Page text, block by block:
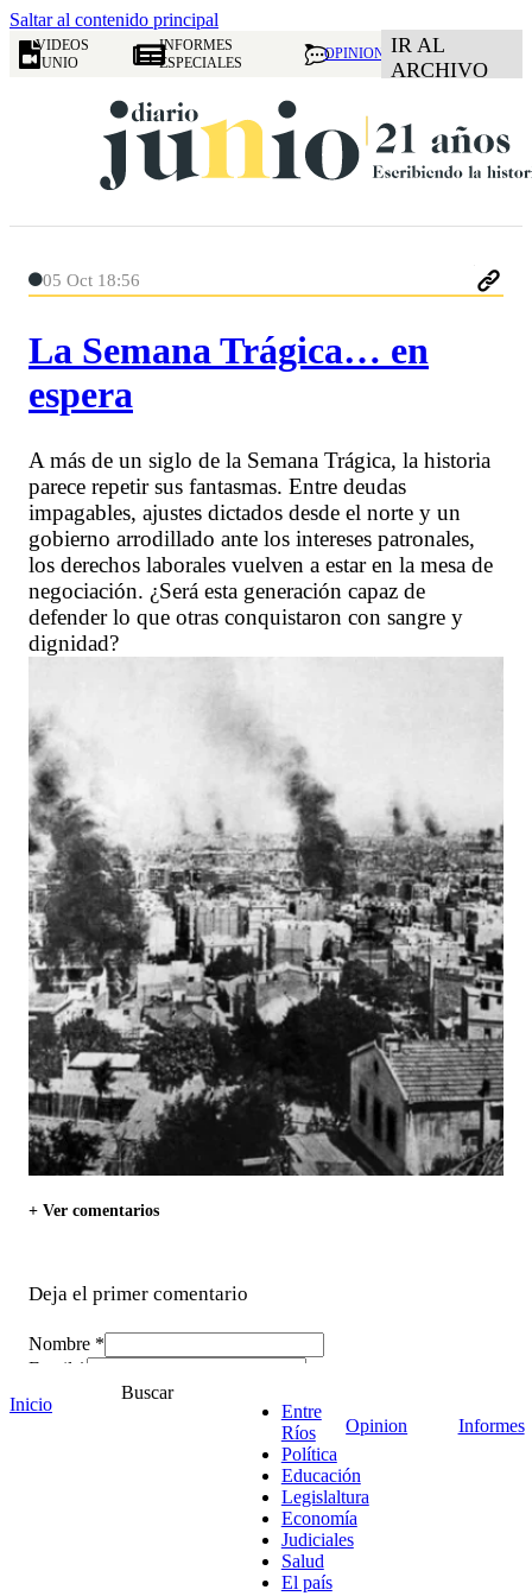
Saltar al contenido principal
VIDEOS
JUNIO
INFORMES
ESPECIALES
OPINION IR AL
ARCHIVO
05 Oct 18:56
La Semana Trágica… en
espera
A más de un siglo de la Semana Trágica, la historia
parece repetir sus fantasmas. Entre deudas
impagables, ajustes dictados desde el norte y un
gobierno arrodillado ante los intereses patronales,
los derechos laborales vuelven a estar en la mesa de
negociación. ¿Será esta generación capaz de
defender lo que otras conquistaron con sangre y
dignidad?
+ Ver comentarios
Deja el primer comentario
Nombre *
Email *
*
Inicio
Buscar
Entre
Ríos
Política
Educación
Legislaltura
Economía
Judiciales
Salud
El país
Opinion Informes